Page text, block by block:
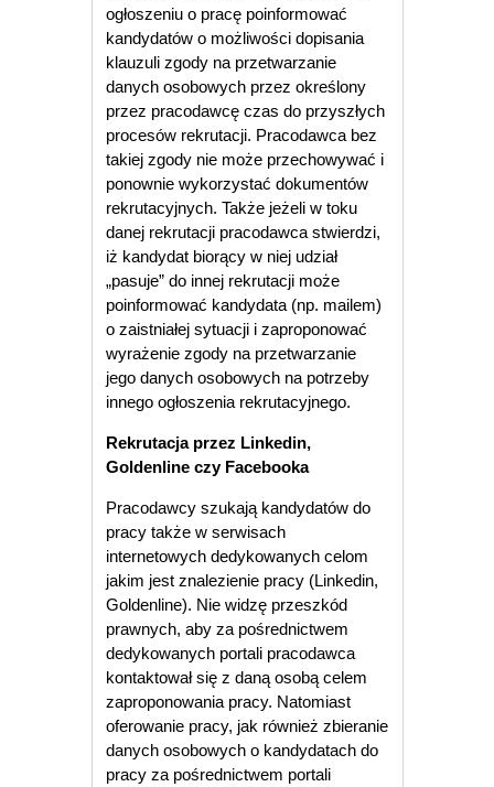
ogłoszeniu o pracę poinformować
kandydatów o możliwości dopisania
klauzuli zgody na przetwarzanie
danych osobowych przez określony
przez pracodawcę czas do przyszłych
procesów rekrutacji. Pracodawca bez
takiej zgody nie może przechowywać i
ponownie wykorzystać dokumentów
rekrutacyjnych. Także jeżeli w toku
danej rekrutacji pracodawca stwierdzi,
iż kandydat biorący w niej udział
„pasuje” do innej rekrutacji może
poinformować kandydata (np. mailem)
o zaistniałej sytuacji i zaproponować
wyrażenie zgody na przetwarzanie
jego danych osobowych na potrzeby
innego ogłoszenia rekrutacyjnego.
Rekrutacja przez Linkedin,
Goldenline czy Facebooka
Pracodawcy szukają kandydatów do
pracy także w serwisach
internetowych dedykowanych celom
jakim jest znalezienie pracy (Linkedin,
Goldenline). Nie widzę przeszkód
prawnych, aby za pośrednictwem
dedykowanych portali pracodawca
kontaktował się z daną osobą celem
zaproponowania pracy. Natomiast
oferowanie pracy, jak również zbieranie
danych osobowych o kandydatach do
pracy za pośrednictwem portali